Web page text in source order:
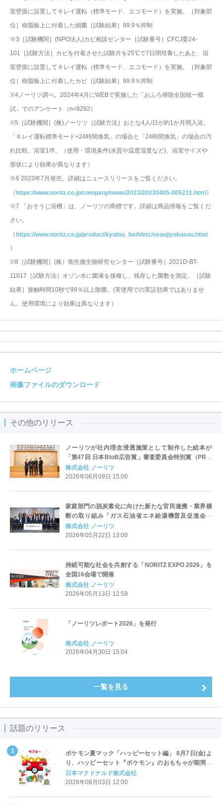
室壁面に設置してキレイ運転（標準モード、エコモード）を実施。［対象部
位］樹脂板上に付着した細菌［試験結果］99.9％抑制
※3［試験機関］(NPO法人)カビ相談センター［試験番号］CFCJ委24-
101［試験方法］カビを付着させた試験片を25℃で7日間培養したあと、浴
室壁面に設置してキレイ運転（標準モード、エコモード）を実施。［対象部
位］樹脂板上に付着したカビ［試験結果］99.9％抑制
※4ノーリツ調べ。2024年4月にWEBで実施した「おふろ掃除全国統一模
試」でのアンケート（n=9292）
※5［試験機関］(株)ノーリツ［試験方法］おとな4人/日が約1か月間入浴。
「キレイ運転標準モード+24時間換気」の場合と「24時間換気」の場合の汚
れ比較。浴室1坪。（使用・環境条件(水質や温度湿度など)、浴室サイズや
形状により効果が異なります）
※6 2023年7月発売。詳細はニュースリリースをご覧ください。
（https://www.noritz.co.jp/company/news/2023/20230405-005231.html）
※7 「おそうじ浴槽」は、ノーリツの商標です。詳細は商品情報をご覧くだ
さい。
（https://www.noritz.co.jp/product/kyutou_bath/etc/osoujiyokusou.html
）
※8［試験機関］(株）衛生微生物研究センター［試験番号］2021D-BT-
11017［試験方法］オゾン水に菌液を接種し、残存した菌数を測定。［試験
結果］接触時間10秒で99％以上除菌。(実使用での実証効果ではありませ
ん。使用環境により効果は異なります）
ホームページ
画像ファイルのダウンロード
その他のリリース
ノーリツが社内理念浸透施策として制作した絵本が
「第47回 日本BtoB広告賞」審査委員会特別賞（PR誌
の部）を受賞
株式会社 ノーリツ
2026年06月09日 15:00
家庭部門の脱炭素化に向けた新たな官民連携・業界横
断の取り組み「ガス石油省エネ給湯機普及促進会議
（スマいる給湯プロジェクト）」設立
株式会社 ノーリツ
2026年05月22日 13:00
持続可能な社会を共創する「NORITZ EXPO 2026」を
全国16会場で開催
株式会社 ノーリツ
2026年05月13日 12:59
「ノーリツレポート2026」を発行
株式会社 ノーリツ
2026年04月30日 15:04
一覧を見る
話題のリリース
ポケモン夏マック「ハッピーセット編」 8月7日(金)よ
り、ハッピーセット『ポケモン』のおもちゃが期間限
定登場
日本マクドナルド株式会社
2026年08月03日 12:00